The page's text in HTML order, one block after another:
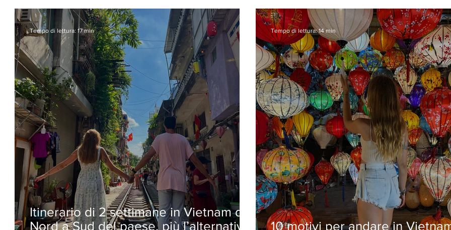
Itinerario di 2 settimane in Vietnam da
Nord a Sud del paese, più l’alternativa
Tempo di lettura: 17 min
10 motivi per andare in
Tempo di lettura: 14 min